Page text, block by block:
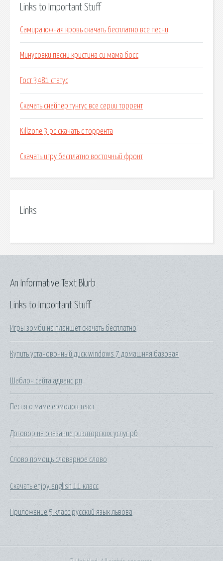
Links to Important Stuff
Самира южная кровь скачать бесплатно все песни
Минусовки песни кристина си мама босс
Гост 3481 статус
Скачать снайпер тунгус все серии торрент
Killzone 3 pc скачать с торрента
Скачать игру бесплатно восточный фронт
Links
Links to Important Stuff
Игры зомби на планшет скачать бесплатно
Купить установочный диск windows 7 домашняя базовая
Шаблон сайта адванс рп
Песня о маме ермолов текст
Договор на оказание риэлторских услуг рб
Слово помощь словарное слово
Скачать enjoy english 11 класс
Приложение 5 класс русский язык львова
An Informative Text Blurb